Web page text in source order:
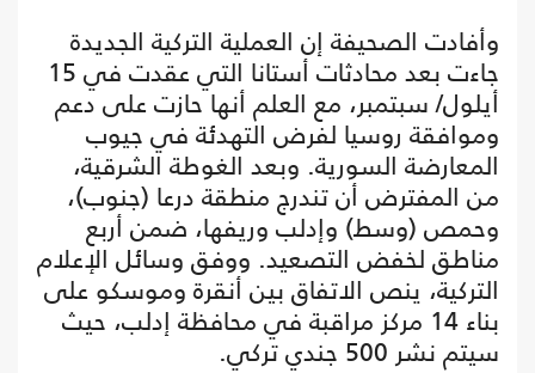
وأفادت الصحيفة إن العملية التركية الجديدة
جاءت بعد محادثات أستانا التي عقدت في 15
أيلول/ سبتمبر، مع العلم أنها حازت على دعم
وموافقة روسيا لفرض التهدئة في جيوب
المعارضة السورية. وبعد الغوطة الشرقية،
من المفترض أن تندرج منطقة درعا (جنوب)،
وحمص (وسط) وإدلب وريفها، ضمن أربع
مناطق لخفض التصعيد. ووفق وسائل الإعلام
التركية، ينص الاتفاق بين أنقرة وموسكو على
بناء 14 مركز مراقبة في محافظة إدلب، حيث
سيتم نشر 500 جندي تركي.